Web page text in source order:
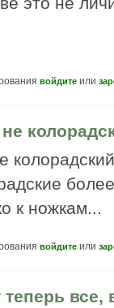
войдите или
к ножкам...
войдите или
теперь все,